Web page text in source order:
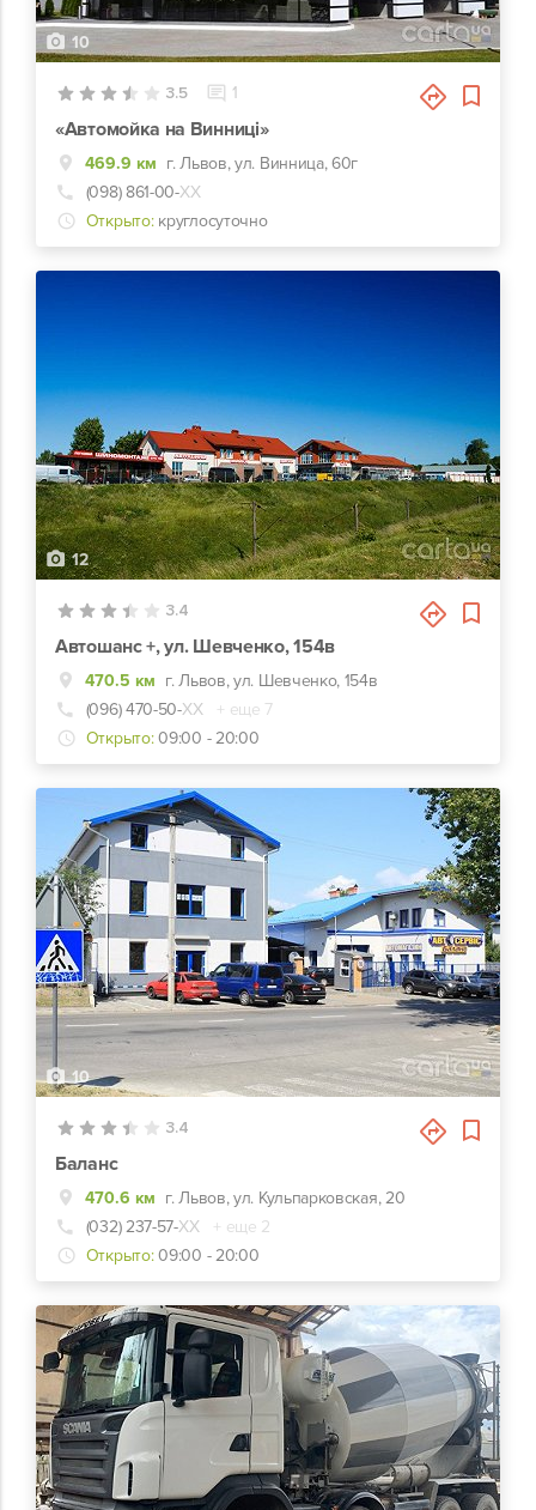
10
3.5 1
«Автомойка на Винниці»
469.9 км г. Львов, ул. Винница, 60г
(098) 861-00-ХХ
Открыто: круглосуточно
12
3.4
Автошанс +, ул. Шевченко, 154в
470.5 км г. Львов, ул. Шевченко, 154в
(096) 470-50-ХХ
+ еще 7
Открыто: 09:00 - 20:00
10
3.4
Баланс
470.6 км г. Львов, ул. Кульпарковская, 20
(032) 237-57-ХХ
+ еще 2
Открыто: 09:00 - 20:00